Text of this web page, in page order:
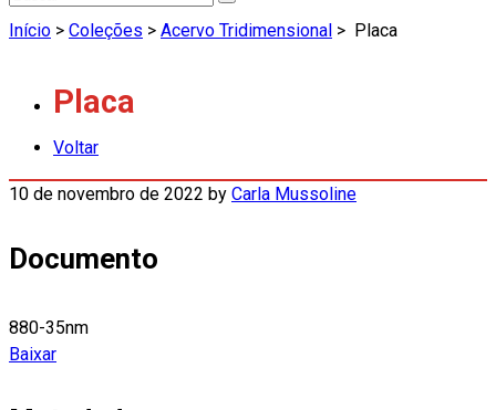
Início > Coleções > Acervo Tridimensional > Placa
Placa
Voltar
10 de novembro de 2022 by Carla Mussoline
Documento
880-35nm
Baixar